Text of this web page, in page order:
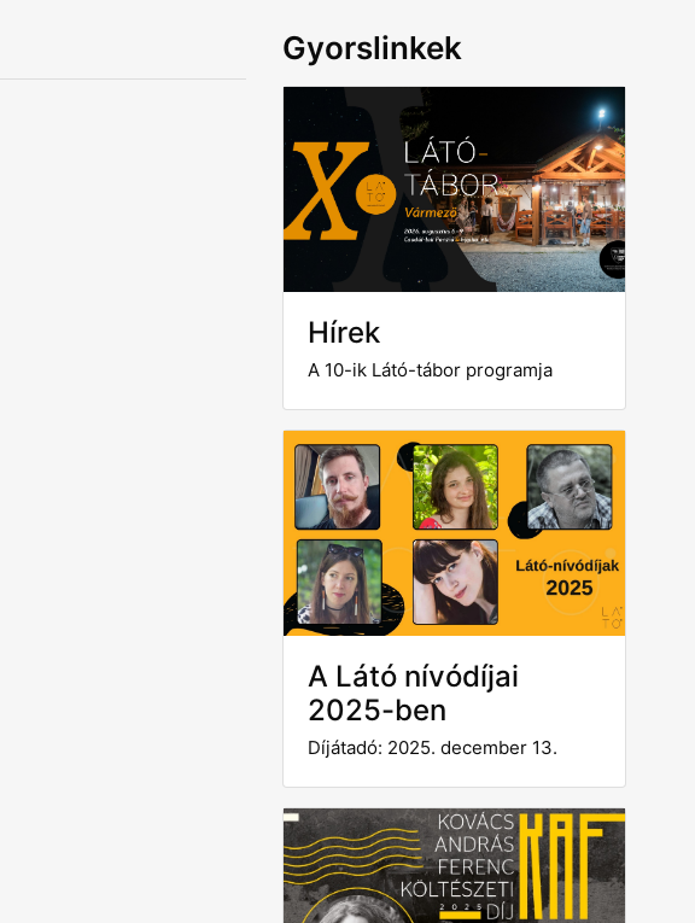
Gyorslinkek
Hírek
A 10-ik Látó-tábor programja
A Látó nívódíjai
2025-ben
Díjátadó: 2025. december 13.